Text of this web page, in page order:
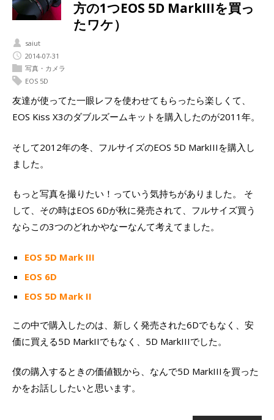
方の1つEOS 5D MarkIIIを買っ
たワケ）
saiut
2014-07-31
写真・カメラ
EOS 5D
友達が使ってた一眼レフを使わせてもらったら楽しくて、
EOS Kiss X3のダブルズームキットを購入したのが2011年。
そして2012年の冬、フルサイズのEOS 5D MarkIIIを購入し
ました。
もっと写真を撮りたい！っていう気持ちがありました。 そ
して、その時はEOS 6Dが秋に発売されて、フルサイズ買う
ならこの3つのどれかやなーなんて考えてました。
EOS 5D Mark III
EOS 6D
EOS 5D Mark II
この中で購入したのは、新しく発売された6Dでもなく、安
価に買える5D MarkIIでもなく、5D MarkIIIでした。
僕の購入するときの価値観から、なんで5D MarkIIIを買った
かをお話ししたいと思います。